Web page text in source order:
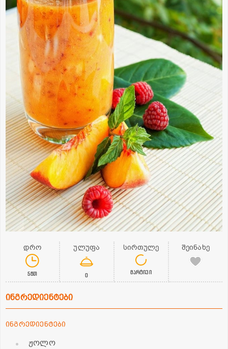
დრო
5წთ
ულუფა
0
სირთულე
მარტივი
შეინახე
ინგრედიენტები
ინგრედიენტები
ჟოლო